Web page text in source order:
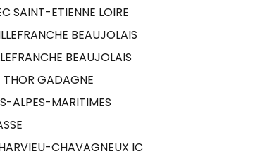
SAINT-ETIENNE LOIRE
BEAUJOLAIS
BEAUJOLAIS
GADAGNE
ALPES-MARITIMES
CHAVAGNEUX IC